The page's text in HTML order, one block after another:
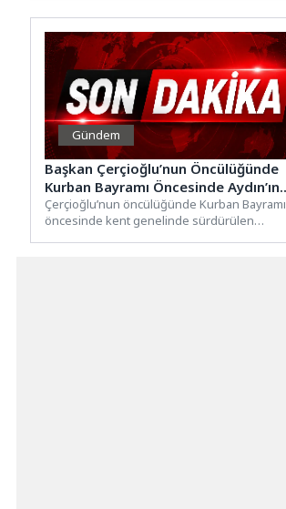
Gündem
Başkan Çerçioğlu’nun Öncülüğünde
Kurban Bayramı Öncesinde Aydın’ın
Dört Bir Yanında Çalışmalar Sürüyor
Çerçioğlu’nun öncülüğünde Kurban Bayramı
öncesinde kent genelinde sürdürülen